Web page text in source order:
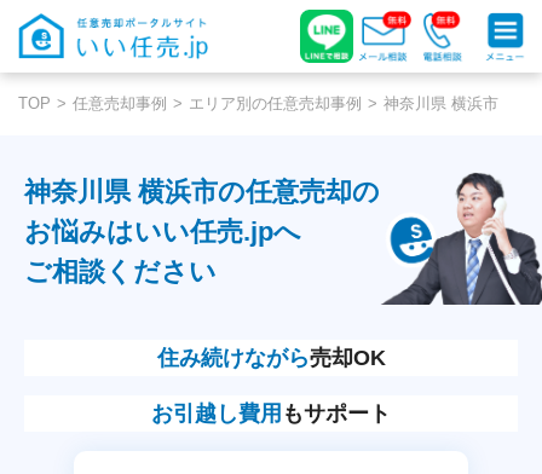
TOP 任意売却事例 エリア別の任意売却事例 神奈川県 横浜市
神奈川県 横浜市の任意売却の
お悩みはいい任売.jpへ
ご相談ください
住み続けながら売却OK
お引越し費用 もサポート